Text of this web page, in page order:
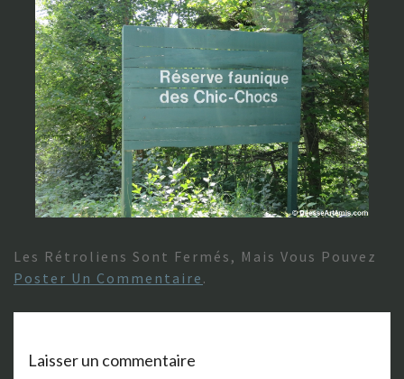
Les Rétroliens Sont Fermés, Mais Vous Pouvez
Poster Un Commentaire .
Laisser un commentaire